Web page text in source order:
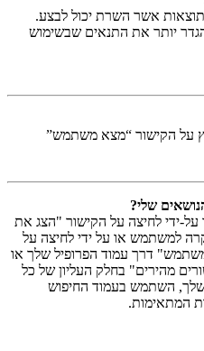
אשר השרת יכול לבצע.
יותר את התנאים שבשימוש
על הקישור “מצא משתמש”
שלי?
ידי לחיצה על הקישור "הצג את
למשתמש או על ידי לחיצה על
דרך עמוד הפרופיל שלך או
מהירים" בחלק העליון של כל
השתמש בעמוד החיפוש
המתאימות.